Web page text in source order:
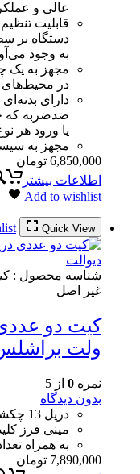
عالی و
قابلیت
دستگاه بر
به وجود
در محیط‌های
دارای
ضدضربه که
یا ورود هر
مجهز به
6,850,000 تومان
اطلاعات بیشتر
Add to wishlist
Quick View
شناسه محصول :
غیر اصل
ولت
نمره 0 از 5
بدون دیدگاه
دریل 13 چکشی
مینی فرز
به همراه
7,890,000 تومان